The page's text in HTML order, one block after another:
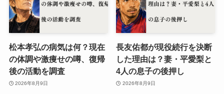
松本孝弘の病気は何？現在
の体調や激痩せの噂、復帰
後の活動を調査
2026年8月9日
長友佑都が現役続行を決断
した理由は？妻・平愛梨と
4人の息子の後押し
2026年8月9日